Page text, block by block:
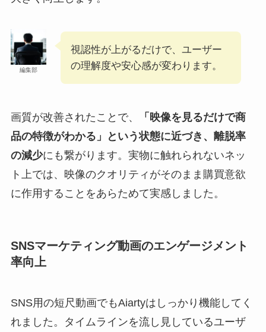
編集部
視認性が上がるだけで、ユーザー
の理解度や安心感が変わります。
画質が改善されたことで、
「映像を見るだけで商
品の特徴がわかる」という状態に近づき、離脱率
の減少にも繋がります。実物に触れられないネッ
ト上では、映像のクオリティがそのまま購買意欲
に作用することをあらためて実感しました。
SNSマーケティング動画のエンゲージメント
率向上
SNS用の短尺動画でもAiartyはしっかり機能してく
れました。タイムラインを流し見しているユーザ